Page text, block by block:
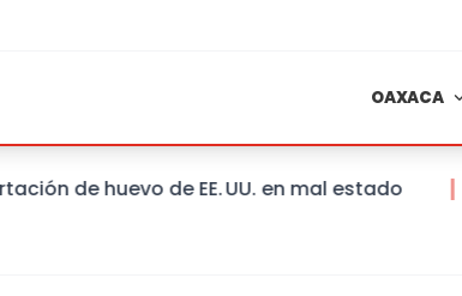
OAXACA
huevo de EE. UU. en mal estado